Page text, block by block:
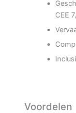
CEE
Voordelen